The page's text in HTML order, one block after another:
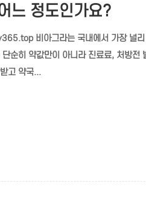
느 정도인가요?
비아그라는 국내에서 가장 널리
순히 약값만이 아니라 진료료, 처방전
고 약국...